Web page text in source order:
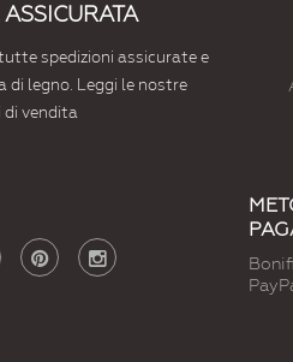
spedizioni assicurate e
di legno. Leggi le nostre
di vendita